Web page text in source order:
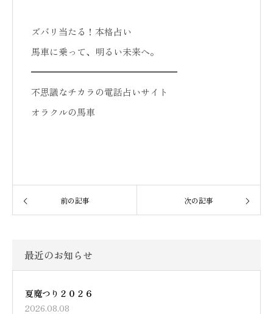
ズバリ当たる！本格占い
馬車に乗って、明るい未来へ。
━━━━━━━━━━━━━━━━
不思議なチカラの電話占いサイト
オラクルの馬車
前の記事 次の記事
最近のお知らせ
夏魔つり２０２６
2026.08.08